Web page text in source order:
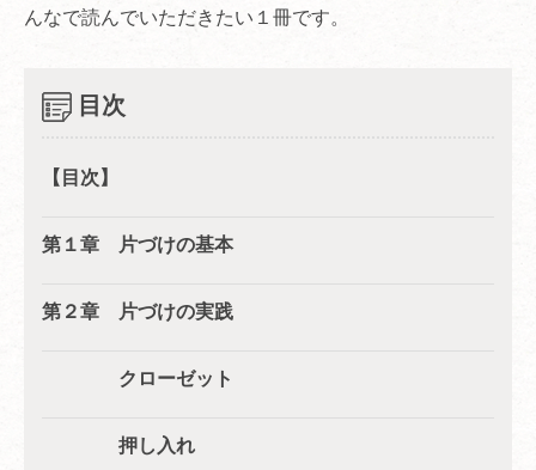
んなで読んでいただきたい１冊です。
目次
【目次】
第１章 片づけの基本
第２章 片づけの実践
クローゼット
押し入れ